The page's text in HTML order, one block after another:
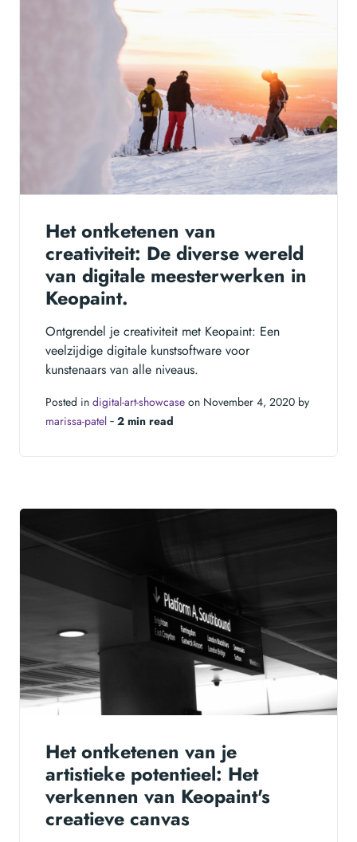
Het ontketenen van
creativiteit: De diverse wereld
van digitale meesterwerken in
Keopaint.
Ontgrendel je creativiteit met Keopaint: Een
veelzijdige digitale kunstsoftware voor
kunstenaars van alle niveaus.
Posted in digital-art-showcase on November 4, 2020 by
marissa-patel ‐ 2 min read
Het ontketenen van je
artistieke potentieel: Het
verkennen van Keopaint's
creatieve canvas